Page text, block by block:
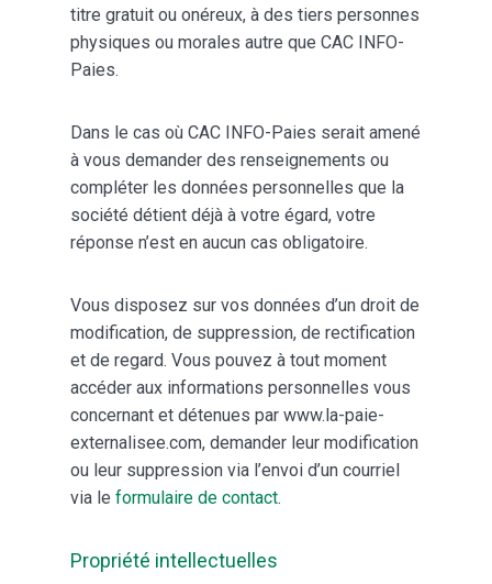
titre gratuit ou onéreux, à des tiers personnes
physiques ou morales autre que CAC INFO-
Paies.
Dans le cas où CAC INFO-Paies serait amené
à vous demander des renseignements ou
compléter les données personnelles que la
société détient déjà à votre égard, votre
réponse n’est en aucun cas obligatoire.
Vous disposez sur vos données d’un droit de
modification, de suppression, de rectification
et de regard. Vous pouvez à tout moment
accéder aux informations personnelles vous
concernant et détenues par www.la-paie-
externalisee.com, demander leur modification
ou leur suppression via l’envoi d’un courriel
via le formulaire de contact.
Propriété intellectuelles